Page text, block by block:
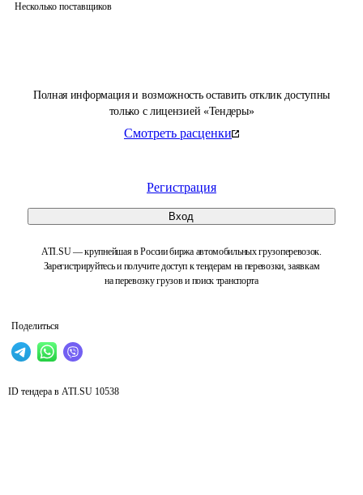
Полная информация и возможность оставить отклик доступны
только с лицензией «Тендеры»
Смотреть расценки
Регистрация
Вход
ATI.SU — крупнейшая в России биржа автомобильных грузоперевозок.
Зарегистрируйтесь и получите доступ к тендерам на перевозки, заявкам
на перевозку грузов и поиск транспорта
Поделиться
Несколько поставщиков
ID тендера в ATI.SU 10538